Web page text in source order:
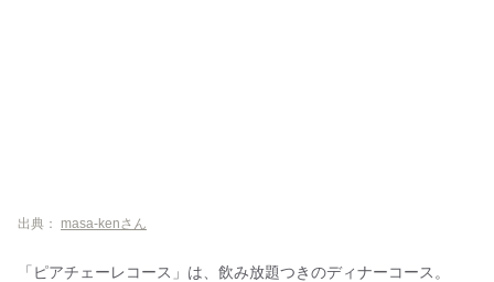
出典： masa-kenさん
「ピアチェーレコース」は、飲み放題つきのディナーコース。